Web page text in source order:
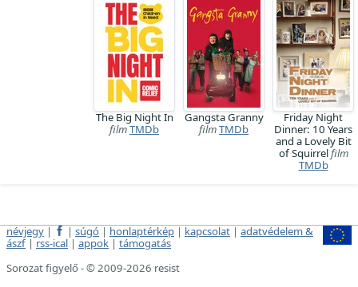
The Big Night In
filmTMDb
Gangsta Granny
filmTMDb
Friday Night
Dinner: 10 Years
and a Lovely Bit
of Squirrelfilm
TMDb
névjegy | | súgó | honlaptérkép | kapcsolat | adatvédelem &
ászf | rss-ical | appok | támogatás
Sorozat figyelő - © 2009-2026 resist